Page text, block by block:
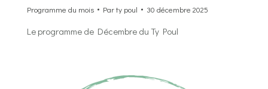
Programme du mois Party poul 30 décembre 2025
Le programme de Décembre du Ty Poul